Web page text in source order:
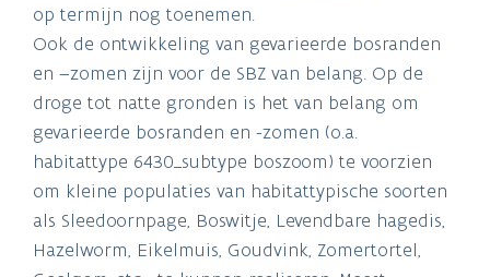
op termijn nog toenemen.
Ook de ontwikkeling van gevarieerde bosranden
en –zomen zijn voor de SBZ van belang. Op de
droge tot natte gronden is het van belang om
gevarieerde bosranden en -zomen (o.a.
habitattype 6430_subtype boszoom) te voorzien
om kleine populaties van habitattypische soorten
als Sleedoornpage, Boswitje, Levendbare hagedis,
Hazelworm, Eikelmuis, Goudvink, Zomertortel,